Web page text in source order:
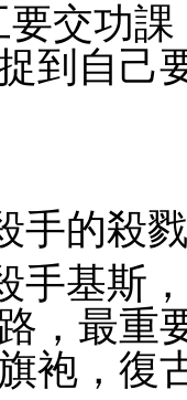
交功
到自己
手的殺
手基斯
，最重
袍，復